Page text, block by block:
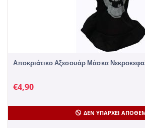
Αποκριάτικο Αξεσουάρ Μάσκα
€4,90
ΔΕΝ ΥΠΆΡΧΕΙ